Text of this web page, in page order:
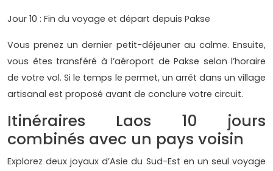
Jour 10 : Fin du voyage et départ depuis Pakse
Vous prenez un dernier petit-déjeuner au calme. Ensuite,
vous êtes transféré à l’aéroport de Pakse selon l’horaire
de votre vol. Si le temps le permet, un arrêt dans un village
artisanal est proposé avant de conclure votre circuit.
Itinéraires Laos 10 jours
combinés avec un pays voisin
Explorez deux joyaux d’Asie du Sud-Est en un seul voyage